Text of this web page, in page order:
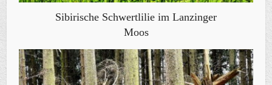
Sibirische Schwertlilie im Lanzinger
Moos